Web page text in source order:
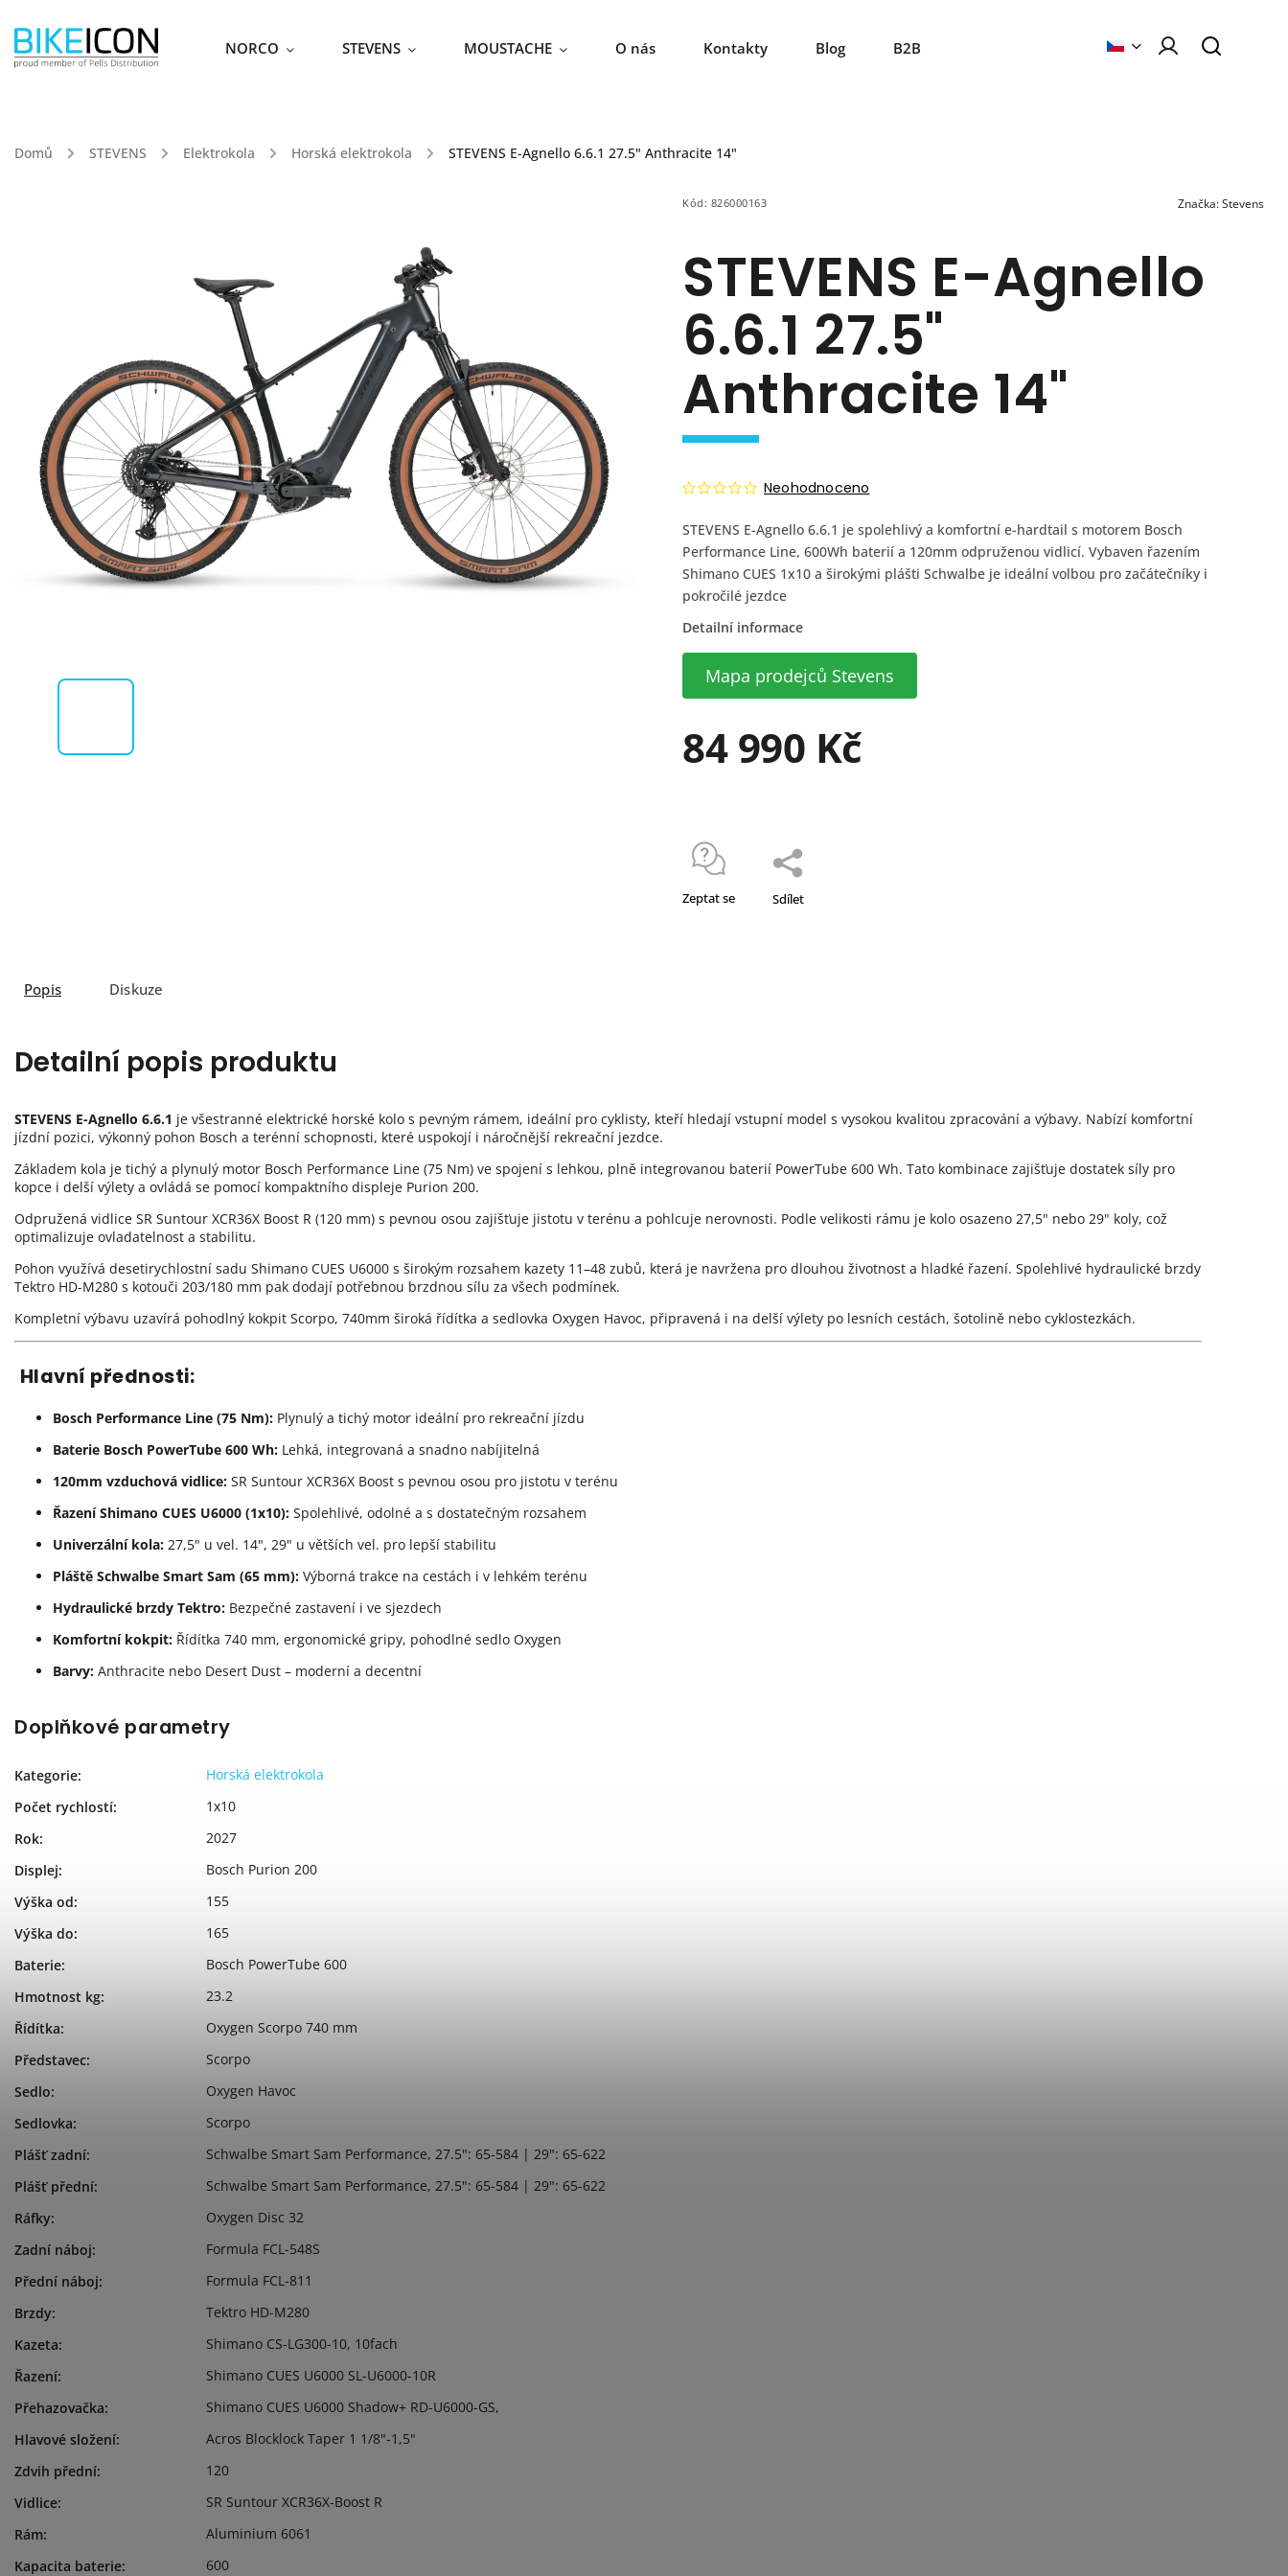
NORCO STEVENS MOUSTACHE O nás Kontakty Blog B2B
Domů / STEVENS / Elektrokola / Horská elektrokola / STEVENS E-Agnello 6.6.1 27.5" Anthracite 14"
STEVENS E-Agnello
6.6.1 27.5"
Anthracite 14"
Kód: 826000163
Neohodnoceno
STEVENS E-Agnello 6.6.1 je spolehlivý a komfortní e-hardtail s motorem Bosch
Performance Line, 600Wh baterií a 120mm odpruženou vidlicí. Vybaven řazením
Shimano CUES 1x10 a širokými plášti Schwalbe je ideální volbou pro začátečníky i
pokročilé jezdce
Detailní informace
Značka:Stevens
Mapa prodejců Stevens
84 990 Kč
Zeptat se Sdílet
Popis Diskuze
Detailní popis produktu
STEVENS E-Agnello 6.6.1 je všestranné elektrické horské kolo s pevným rámem, ideální pro cyklisty, kteří hledají vstupní model s vysokou kvalitou zpracování a výbavy. Nabízí komfortní
jízdní pozici, výkonný pohon Bosch a terénní schopnosti, které uspokojí i náročnější rekreační jezdce.
Základem kola je tichý a plynulý motor Bosch Performance Line (75 Nm) ve spojení s lehkou, plně integrovanou baterií PowerTube 600 Wh. Tato kombinace zajišťuje dostatek síly pro
kopce i delší výlety a ovládá se pomocí kompaktního displeje Purion 200.
Odpružená vidlice SR Suntour XCR36X Boost R (120 mm) s pevnou osou zajišťuje jistotu v terénu a pohlcuje nerovnosti. Podle velikosti rámu je kolo osazeno 27,5" nebo 29" koly, což
optimalizuje ovladatelnost a stabilitu.
Pohon využívá desetirychlostní sadu Shimano CUES U6000 s širokým rozsahem kazety 11–48 zubů, která je navržena pro dlouhou životnost a hladké řazení. Spolehlivé hydraulické brzdy
Tektro HD-M280 s kotouči 203/180 mm pak dodají potřebnou brzdnou sílu za všech podmínek.
Kompletní výbavu uzavírá pohodlný kokpit Scorpo, 740mm široká řídítka a sedlovka Oxygen Havoc, připravená i na delší výlety po lesních cestách, šotolině nebo cyklostezkách.
Hlavní přednosti:
Bosch Performance Line (75 Nm): Plynulý a tichý motor ideální pro rekreační jízdu
Baterie Bosch PowerTube 600 Wh: Lehká, integrovaná a snadno nabíjitelná
120mm vzduchová vidlice: SR Suntour XCR36X Boost s pevnou osou pro jistotu v terénu
Řazení Shimano CUES U6000 (1x10): Spolehlivé, odolné a s dostatečným rozsahem
Univerzální kola: 27,5" u vel. 14", 29" u větších vel. pro lepší stabilitu
Pláště Schwalbe Smart Sam (65 mm): Výborná trakce na cestách i v lehkém terénu
Hydraulické brzdy Tektro: Bezpečné zastavení i ve sjezdech
Komfortní kokpit: Řídítka 740 mm, ergonomické gripy, pohodlné sedlo Oxygen
Barvy: Anthracite nebo Desert Dust – moderní a decentní
Doplňkové parametry
Kategorie:
Horská elektrokola
Počet rychlostí:
1x10
Rok:
2027
Displej:
Bosch Purion 200
Výška od:
155
Výška do:
165
Baterie:
Bosch PowerTube 600
Hmotnost kg:
23.2
Řídítka:
Oxygen Scorpo 740 mm
Představec:
Scorpo
Sedlo:
Oxygen Havoc
Sedlovka:
Scorpo
Plášť zadní:
Schwalbe Smart Sam Performance, 27.5": 65-584 | 29": 65-622
Plášť přední:
Schwalbe Smart Sam Performance, 27.5": 65-584 | 29": 65-622
Ráfky:
Oxygen Disc 32
Zadní náboj:
Formula FCL-548S
Přední náboj:
Formula FCL-811
Brzdy:
Tektro HD-M280
Kazeta:
Shimano CS-LG300-10, 10fach
Řazení:
Shimano CUES U6000 SL-U6000-10R
Přehazovačka:
Shimano CUES U6000 Shadow+ RD-U6000-GS,
Hlavové složení:
Acros Blocklock Taper 1 1/8"-1,5"
Zdvih přední:
120
Vidlice:
SR Suntour XCR36X-Boost R
Rám:
Aluminium 6061
Kapacita baterie: 600